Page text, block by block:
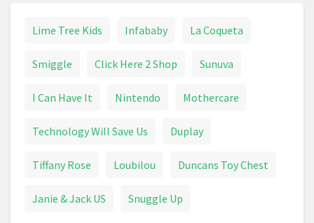
Lime Tree Kids Infababy La Coqueta
Smiggle Click Here 2 Shop Sunuva
I Can Have It Nintendo Mothercare
Technology Will Save Us Duplay
Tiffany Rose Loubilou Duncans Toy Chest
Janie & Jack US Snuggle Up